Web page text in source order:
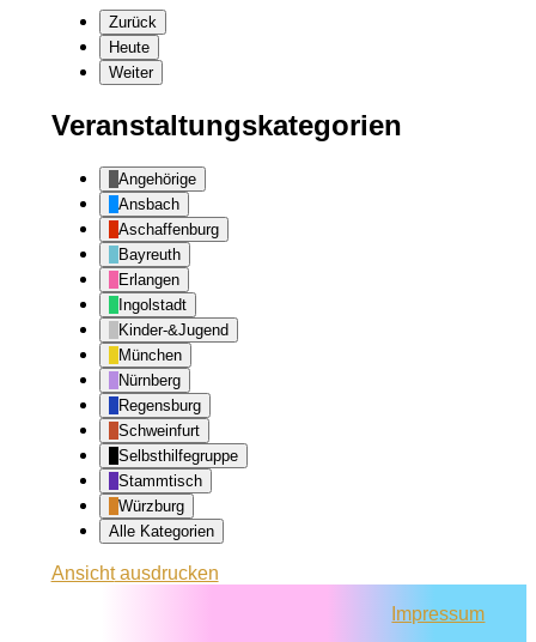
Zurück
Heute
Weiter
Veranstaltungskategorien
Angehörige
Ansbach
Aschaffenburg
Bayreuth
Erlangen
Ingolstadt
Kinder-&Jugend
München
Nürnberg
Regensburg
Schweinfurt
Selbsthilfegruppe
Stammtisch
Würzburg
Alle Kategorien
Ansichtausdrucken
Impressum